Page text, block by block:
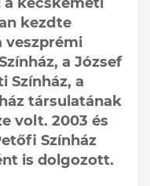
kezdte
veszprémi
a József
Színház, a
társulatának
volt. 2003 és
Színház
is dolgozott.